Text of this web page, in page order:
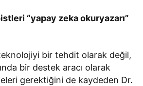
“yapay zeka okuryazarı”
bir tehdit olarak değil,
bir destek aracı olarak
gerektiğini de kaydeden Dr.